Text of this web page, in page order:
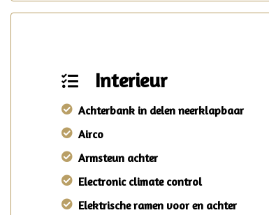
Interieur
Achterbank in delen neerklapbaar
Airco
Armsteun achter
Electronic climate control
Elektrische ramen voor en achter